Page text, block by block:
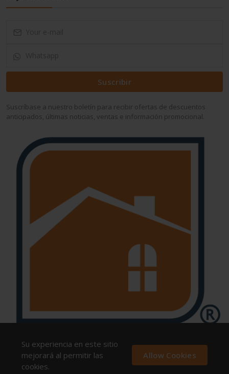
Suscribir
Suscríbase a nuestro boletín para recibir ofertas de descuentos
anticipados, últimas noticias, ventas e información promocional.
Su experiencia en este sitio
mejorará al permitir las
cookies.
Allow Cookies